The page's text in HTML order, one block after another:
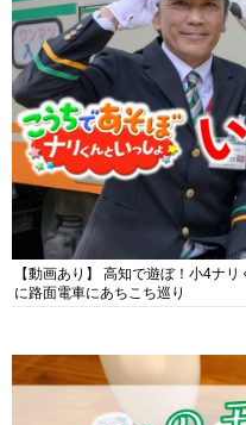
【動画あり】 高知で遊ぼ！小4ナ
に路面電車にあちこち巡り